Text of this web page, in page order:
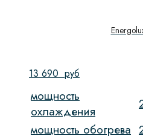
13 690 руб
мощность
охлаждения
мощность обогрева